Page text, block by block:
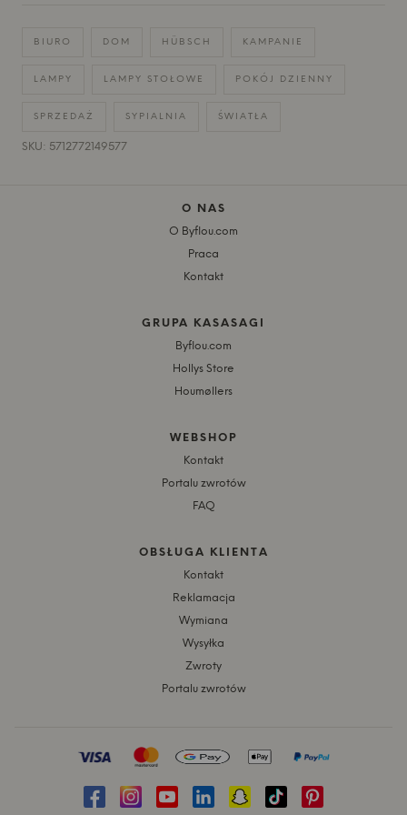
BIURO DOM HÜBSCH KAMPANIE
LAMPY LAMPY STOŁOWE POKÓJ DZIENNY
SPRZEDAŻ SYPIALNIA ŚWIATŁA
SKU: 5712772149577
O NAS
O Byflou.com
Praca
Kontakt
GRUPA KASASAGI
Byflou.com
Hollys Store
Houmøllers
WEBSHOP
Kontakt
Portalu zwrotów
FAQ
OBSŁUGA KLIENTA
Kontakt
Reklamacja
Wymiana
Wysyłka
Zwroty
Portalu zwrotów